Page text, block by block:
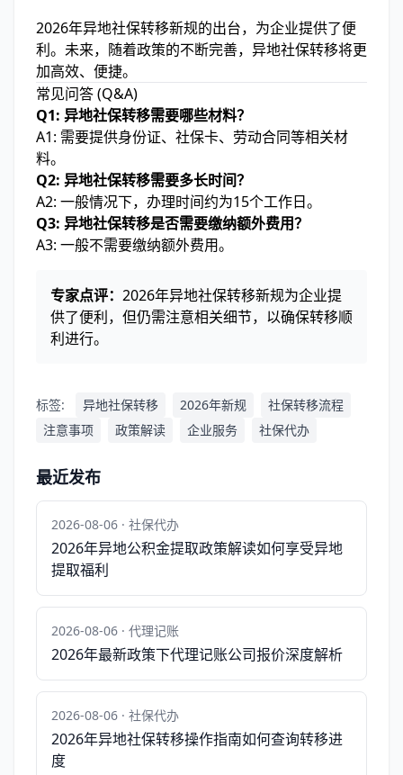
2026年异地社保转移新规的出台，为企业提供了便
利。未来，随着政策的不断完善，异地社保转移将更
加高效、便捷。
常见问答 (Q&A)
Q1: 异地社保转移需要哪些材料？
A1: 需要提供身份证、社保卡、劳动合同等相关材
料。
Q2: 异地社保转移需要多长时间？
A2: 一般情况下，办理时间约为15个工作日。
Q3: 异地社保转移是否需要缴纳额外费用？
A3: 一般不需要缴纳额外费用。
专家点评： 2026年异地社保转移新规为企业提
供了便利，但仍需注意相关细节，以确保转移顺
利进行。
标签: 异地社保转移 2026年新规
社保转移流程
注意事项
政策解读 企业服务 社保代办
最近发布
2026-08-06 · 社保代办
2026年异地公积金提取政策解读如何享受异地
提取福利
2026-08-06 · 代理记账
2026年最新政策下代理记账公司报价深度解析
2026-08-06 · 社保代办
2026年异地社保转移操作指南如何查询转移进
度